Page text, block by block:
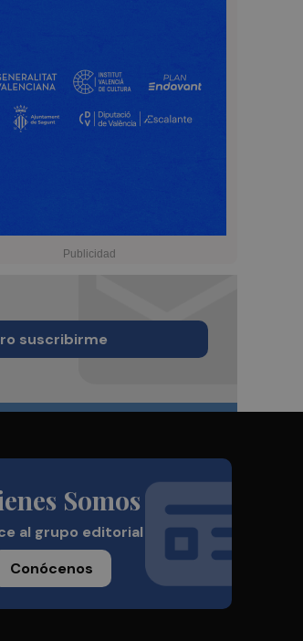
suscribirme
Somos
al grupo editorial
Conócenos